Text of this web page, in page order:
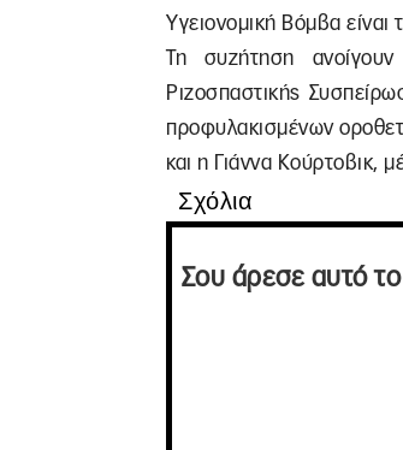
Υγειονομική Βόμβα είναι
Τη συζήτηση
Ριζοσπαστικής
προφυλακισμένων
και η Γιάννα Κούρτοβικ,
Σχόλια
Σου άρεσε αυτό